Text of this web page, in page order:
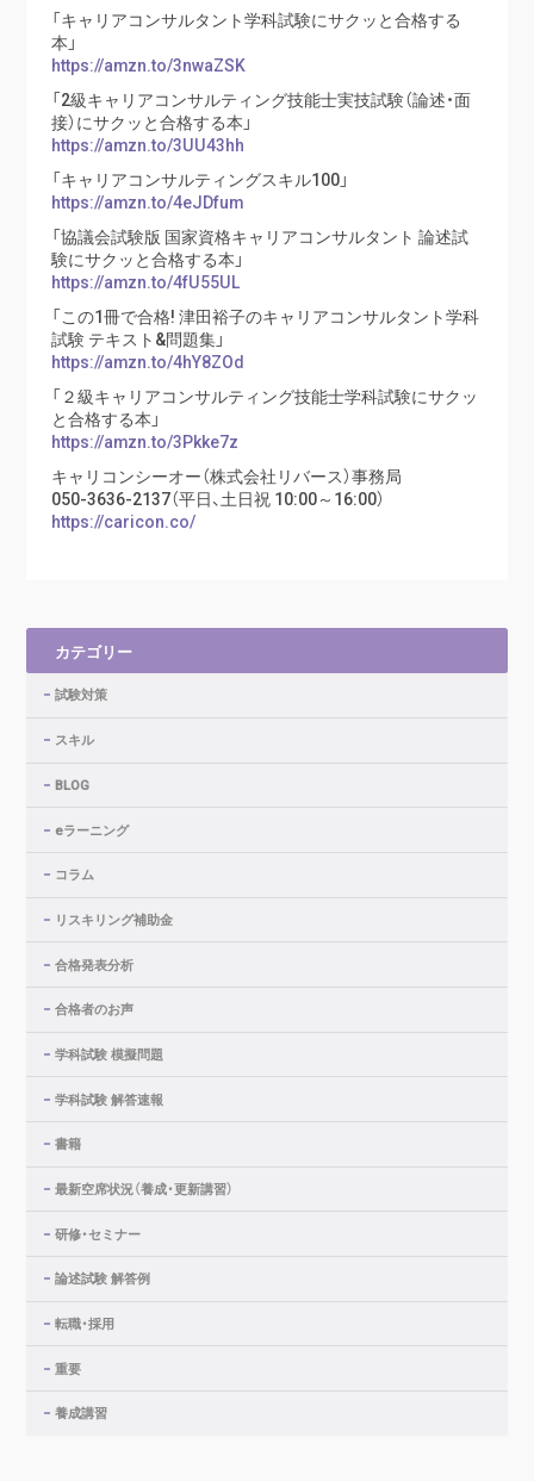
「キャリアコンサルタント学科試験にサクッと合格する
本」
https://amzn.to/3nwaZSK
「2級キャリアコンサルティング技能士実技試験（論述・面
接）にサクッと合格する本」
https://amzn.to/3UU43hh
「キャリアコンサルティングスキル100」
https://amzn.to/4eJDfum
「協議会試験版 国家資格キャリアコンサルタント 論述試
験にサクッと合格する本」
https://amzn.to/4fU55UL
「この1冊で合格! 津田裕子のキャリアコンサルタント学科
試験 テキスト&問題集」
https://amzn.to/4hY8ZOd
「２級キャリアコンサルティング技能士学科試験にサクッ
と合格する本」
https://amzn.to/3Pkke7z
キャリコンシーオー（株式会社リバース）事務局
050-3636-2137（平日、土日祝 10:00～16:00）
https://caricon.co/
カテゴリー
試験対策
スキル
BLOG
eラーニング
コラム
リスキリング補助金
合格発表分析
合格者のお声
学科試験 模擬問題
学科試験 解答速報
書籍
最新空席状況（養成・更新講習）
研修・セミナー
論述試験 解答例
転職・採用
重要
養成講習